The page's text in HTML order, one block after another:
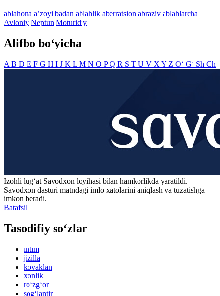
ablahona aʼzoyi badan ablahlik aberratsion abraziv ablahlarcha
Avloniy Neptun Moturidiy
Alifbo bo‘yicha
A B D E F G H I J K L M N O PQ R S T U V X Y Z O‘ G‘ Sh Ch
Izohli lugʻat Savodxon loyihasi bilan hamkorlikda yaratildi.
Savodxon dasturi matndagi imlo xatolarini aniqlash va tuzatishga
imkon beradi.
Batafsil
Tasodifiy so‘zlar
intim
jizilla
kovaklan
xonlik
ro‘zg‘or
sog‘lantir